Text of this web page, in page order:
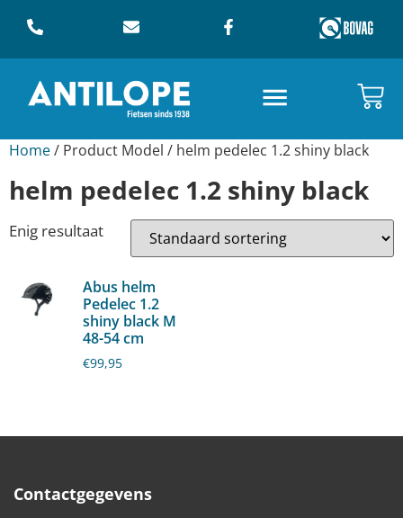
Home/ Product Model / helm pedelec 1.2 shiny black
helm pedelec 1.2 shiny black
Enig resultaat
Abus helm
Pedelec 1.2
shiny black M
48-54 cm
€99,95
Contactgegevens